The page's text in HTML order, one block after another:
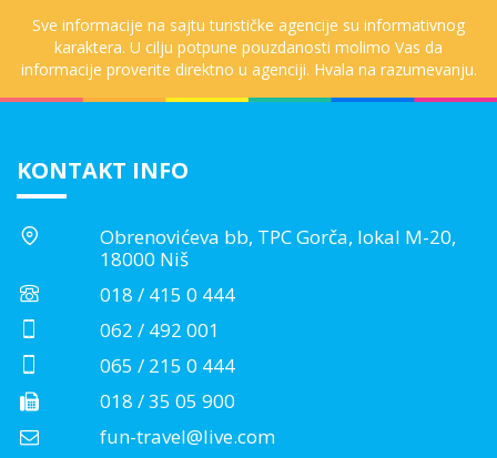
Sve informacije na sajtu turističke agencije su informativnog
karaktera. U cilju potpune pouzdanosti molimo Vas da
informacije proverite direktno u agenciji. Hvala na razumevanju.
KONTAKT INFO
Obrenovićeva bb, TPC Gorča, lokal M-20,
18000 Niš
018 / 415 0 444
062 / 492 001
065 / 215 0 444
018 / 35 05 900
fun-travel@live.com